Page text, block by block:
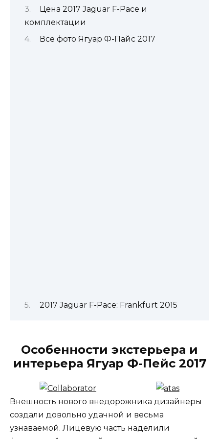
Цена 2017 Jaguar F-Pace и
комплектации
Все фото Ягуар Ф-Пайс 2017
2017 Jaguar F-Pace: Frankfurt 2015
Особенности экстерьера и
интерьера Ягуар Ф-Пейс 2017
Внешность нового внедорожника дизайнеры
создали довольно удачной и весьма
узнаваемой. Лицевую часть наделили